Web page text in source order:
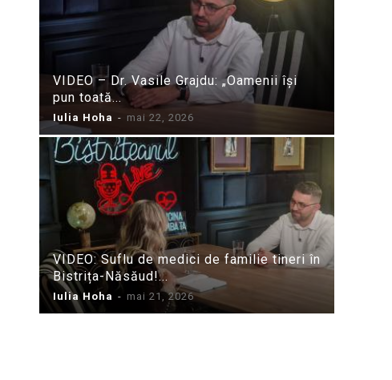
VIDEO – Dr. Vasile Grajdu: „Oamenii își
pun toată...
Iulia Hoha - mai 22, 2026
VIDEO: Suflu de medici de familie tineri în
Bistrița-Năsăud!...
Iulia Hoha - mai 21, 2026